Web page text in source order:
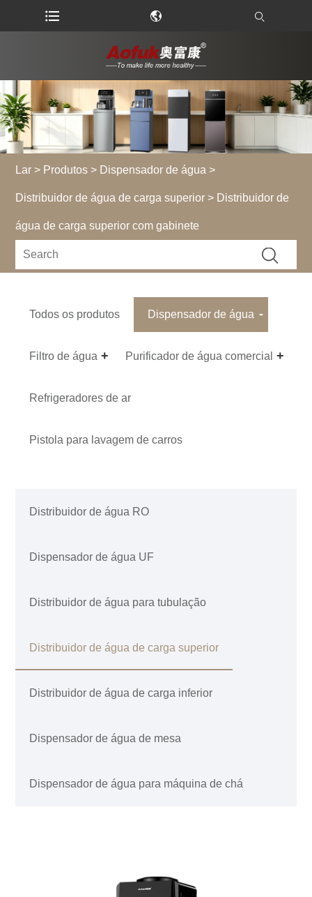
Lar > Produtos > Dispensador de água >
Distribuidor de água de carga superior > Distribuidor de
água de carga superior com gabinete
Todos os produtos Dispensador de água
Filtro de água Purificador de água comercial
Refrigeradores de ar
Pistola para lavagem de carros
Distribuidor de água RO
Dispensador de água UF
Distribuidor de água para tubulação
Distribuidor de água de carga superior
Distribuidor de água de carga inferior
Dispensador de água de mesa
Dispensador de água para máquina de chá